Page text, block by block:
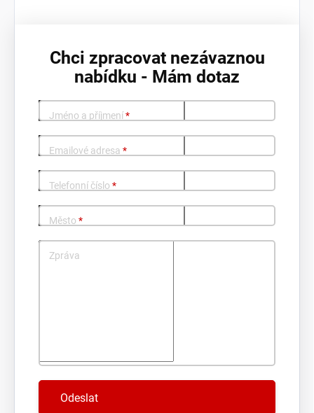
Chci zpracovat nezávaznou
nabídku - Mám dotaz
Jméno a příjmení*
Emailové adresa *
Telefonní číslo *
Město *
Zpráva